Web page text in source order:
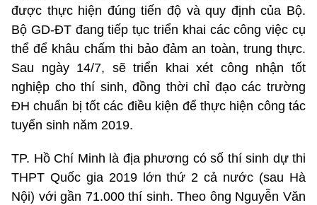
được thực hiện đúng tiến độ và quy định của Bộ.
Bộ GD-ĐT đang tiếp tục triển khai các công việc cụ
thể để khâu chấm thi bảo đảm an toàn, trung thực.
Sau ngày 14/7, sẽ triển khai xét công nhận tốt
nghiệp cho thí sinh, đồng thời chỉ đạo các trường
ĐH chuẩn bị tốt các điều kiện để thực hiện công tác
tuyển sinh năm 2019.
TP. Hồ Chí Minh là địa phương có số thí sinh dự thi
THPT Quốc gia 2019 lớn thứ 2 cả nước (sau Hà
Nội) với gần 71.000 thí sinh. Theo ông Nguyễn Văn